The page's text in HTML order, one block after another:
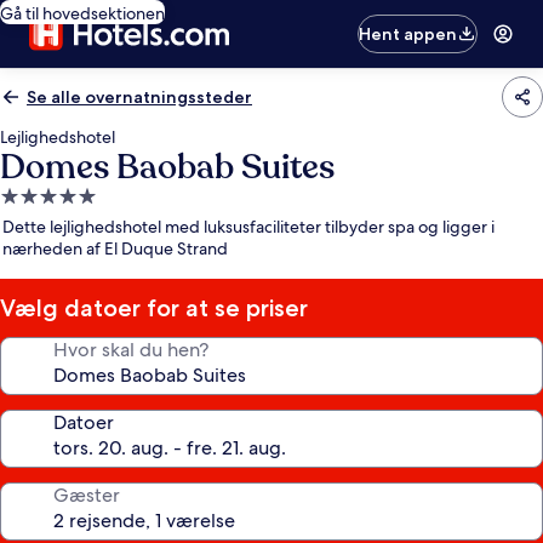
Gå til hovedsektionen
Hent appen
Se alle overnatningssteder
Lejlighedshotel
Domes Baobab Suites
5.0-
stjernet
overnatningssted
Dette lejlighedshotel med luksusfaciliteter tilbyder spa og ligger i
nærheden af El Duque Strand
Vælg datoer for at se priser
Hvor skal du hen?
Datoer
Gæster